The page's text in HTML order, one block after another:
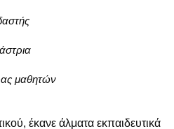
μαθητών
έκανε άλματα εκπαιδευτικά